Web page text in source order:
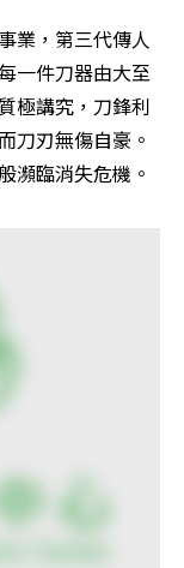
業，第三代傳人
一件刀器由大至
極講究，刀鋒利
刀刃無傷自豪。
瀕臨消失危機。